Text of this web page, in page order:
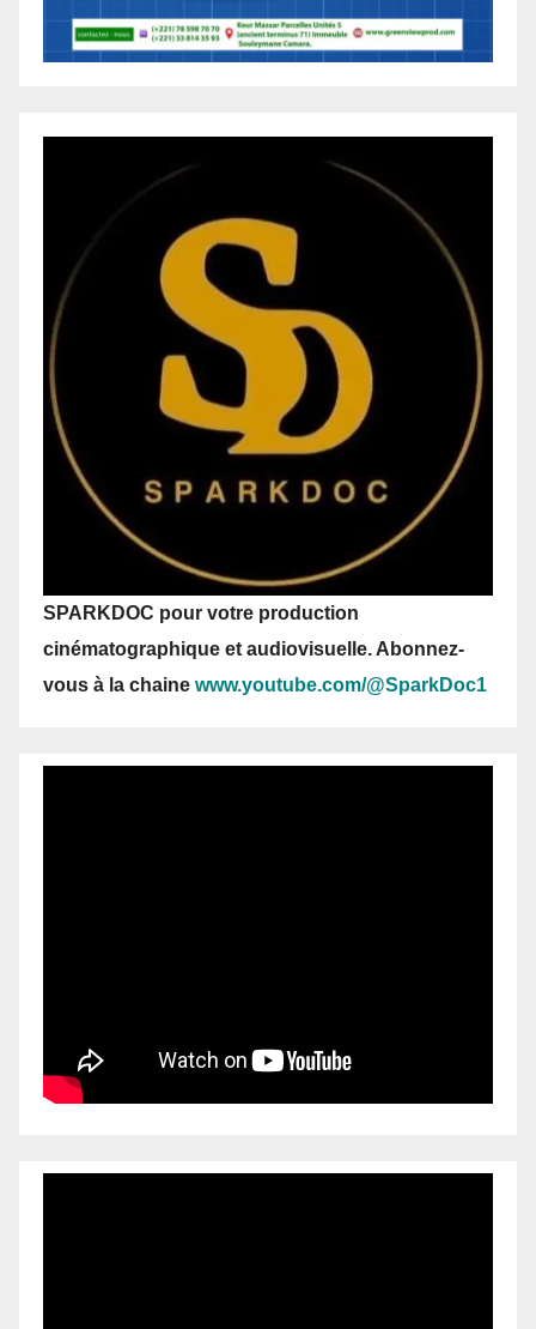
SPARKDOC pour votre production
cinématographique et audiovisuelle. Abonnez-
vous à la chaine www.youtube.com/@SparkDoc1